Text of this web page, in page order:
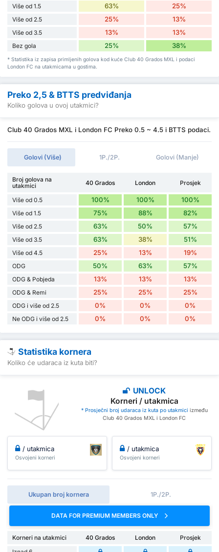
Više od 1.5 63% 25%
Više od 2.5 25% 13%
Više od 3.5 13% 13%
Bez gola 25% 38%
* Statistika iz zapisa primljenih golova kod kuće Club 40 Grados MXL i podaci
London FC na utakmicama u gostima.
Preko 2,5 & BTTS predviđanja
Koliko golova u ovoj utakmici?
Club 40 Grados MXL i London FC Preko 0.5 ~ 4.5 i BTTS podaci.
Golovi (Više) 1P./2P. Golovi (Manje)
Broj golova na
utakmici
40 Grados London Prosjek
Više od 0.5 100% 100% 100%
Više od 1.5 75% 88% 82%
Više od 2.5 63% 50% 57%
Više od 3.5 63% 38% 51%
Više od 4.5 25% 13% 19%
ODG 50% 63% 57%
ODG & Pobjeda 13% 13% 13%
ODG & Remi 25% 25% 25%
ODG i više od 2.5 0% 0% 0%
Ne ODG i više od 2.5 0% 0% 0%
Statistika kornera
Koliko će udaraca iz kuta biti?
UNLOCK
Korneri / utakmica
* Prosječni broj udaraca iz kuta po utakmici između
Club 40 Grados MXL i London FC
/ utakmica
Osvojeni korneri
/ utakmica
Osvojeni korneri
Ukupan broj kornera 1P./2P.
DATA FOR PREMIUM MEMBERS ONLY
Korneri na utakmici 40 Grados London
Prosjek